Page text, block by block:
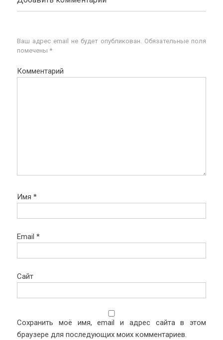
Ваш адрес email не будет опубликован. Обязательные поля
помечены *
Комментарий
Имя *
Email *
Сайт
Сохранить моё имя, email и адрес сайта в этом
браузере для последующих моих комментариев.